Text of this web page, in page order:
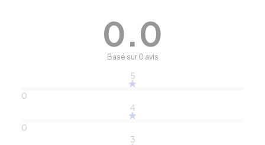
0.0
Basé sur 0 avis
5
0
4
0
3